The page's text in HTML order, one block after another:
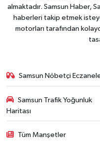
almaktadır. Samsun Haber,
haberleri takip etmek
motorları tarafından
Samsun Nöbetçi
Samsun Trafik Yoğunluk
Haritası
Tüm Manşetler